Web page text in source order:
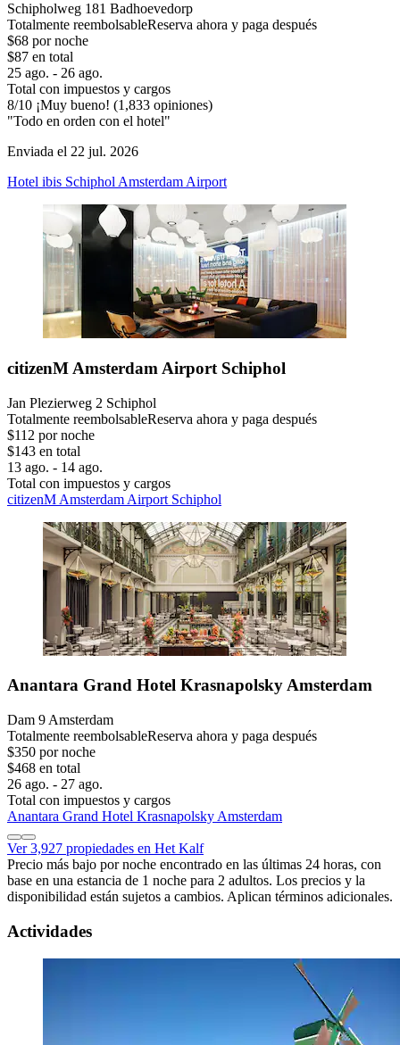
Schipholweg 181 Badhoevedorp
Totalmente reembolsableReserva ahora y paga después
$68 por noche
$87 en total
25 ago. - 26 ago.
Total con impuestos y cargos
8/10 ¡Muy bueno! (1,833 opiniones)
"Todo en orden con el hotel"
Enviada el 22 jul. 2026
Hotel ibis Schiphol Amsterdam Airport
citizenM Amsterdam Airport Schiphol
Jan Plezierweg 2 Schiphol
Totalmente reembolsableReserva ahora y paga después
$112 por noche
$143 en total
13 ago. - 14 ago.
Total con impuestos y cargos
citizenM Amsterdam Airport Schiphol
Anantara Grand Hotel Krasnapolsky Amsterdam
Dam 9 Amsterdam
Totalmente reembolsableReserva ahora y paga después
$350 por noche
$468 en total
26 ago. - 27 ago.
Total con impuestos y cargos
Anantara Grand Hotel Krasnapolsky Amsterdam
Ver 3,927 propiedades en Het Kalf
Precio más bajo por noche encontrado en las últimas 24 horas, con
base en una estancia de 1 noche para 2 adultos. Los precios y la
disponibilidad están sujetos a cambios. Aplican términos adicionales.
Actividades